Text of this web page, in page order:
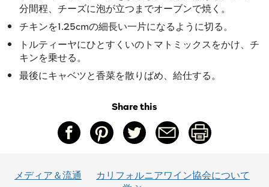
分間程、チーズに泡が立つまでオーブンで焼く。
チキンを1.25cmの細長い一片になるように切る。
トルティーヤにひとすくいのトマトミックスをかけ、チ
キンを乗せる。
最後にキャベツと香菜を散りばめ、給仕する。
Share this
メディア＆流通
カリフォルニアワイン協会について